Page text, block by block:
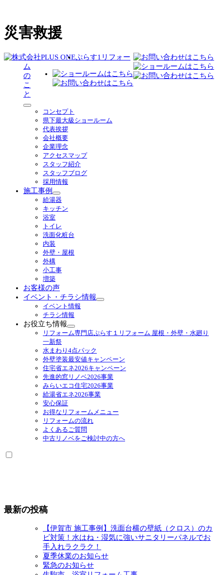
災害救援
ぷらす1リフォー
ム
の
こ
と
サ
コンセプト
県下最大級ショールーム
代表挨拶
会社概要
企業理念
アクセスマップ
スタッフ紹介
スタッフブログ
採用情報
施工事例
サ
ブ
ニ
ュ
開
給湯器
キッチン
浴室
トイレ
洗面化粧台
内装
外壁・屋根
外構
小工事
増築
お客様の声
イベント・チラシ情報
サ
ニ
ュ
を
展
開
イベント情報
チラシ情報
お役立ち情報
サ
メ
ニ
ュ
ー
を
展
リフォーム専門店ぷらす１リフォーム 屋根・外壁・水廻り
一新祭
水まわり4点パック
外壁塗装最安値キャンペーン
住宅省エネ2026キャンペーン
先進的窓リノベ2026事業
みらいエコ住宅2026事業
給湯省エネ2026事業
安心保証
お得なリフォームメニュー
リフォームの流れ
よくあるご質問
中古リノベをご検討中の方へ
最新の投稿
【伊賀市 施工事例】洗面台横の壁紙（クロス）のカ
ビ対策！水はね・湿気に強いサニタリーパネルでお
手入れラクラク！
夏季休業のお知らせ
緊急のお知らせ